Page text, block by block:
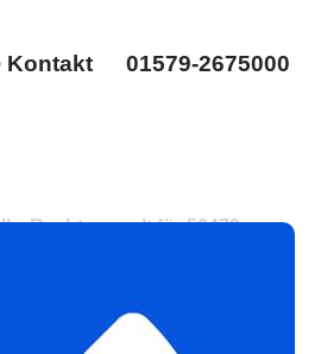
Kontakt 01579-2675000
Rechtsanwalt für 56479